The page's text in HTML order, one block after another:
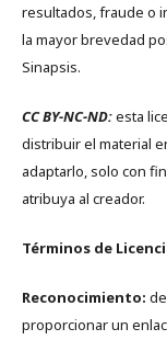
resultados, fraude o
la mayor brevedad
Sinapsis.
CC BY-NC-ND:esta
distribuir el material
adaptarlo, solo con
atribuya al creador.
Términos de
Reconocimiento:
proporcionar un